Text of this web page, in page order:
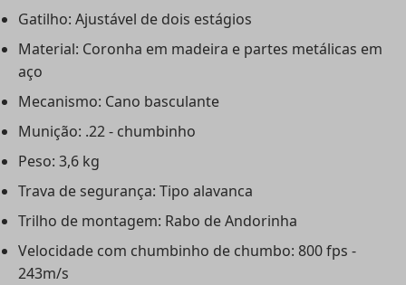
Gatilho: Ajustável de dois estágios
Material: Coronha em madeira e partes metálicas em
aço
Mecanismo: Cano basculante
Munição: .22 - chumbinho
Peso: 3,6 kg
Trava de segurança: Tipo alavanca
Trilho de montagem: Rabo de Andorinha
Velocidade com chumbinho de chumbo: 800 fps -
243m/s